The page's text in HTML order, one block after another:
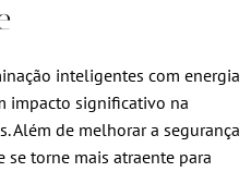
inteligentes com energia
impacto significativo na
Além de melhorar a segurança
se torne mais atraente para